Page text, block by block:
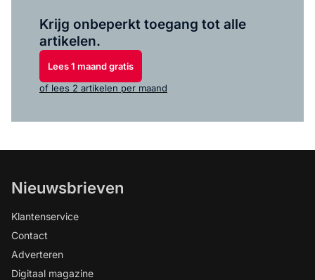
Krijg onbeperkt toegang tot alle
artikelen.
Lees 1 maand gratis
of lees 2 artikelen per maand
Nieuwsbrieven
Klantenservice
Contact
Adverteren
Digitaal magazine